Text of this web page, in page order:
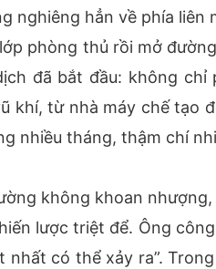
nghiêng hẳn về phía liên
phòng thủ rồi mở
đã bắt đầu: không
khí, từ nhà máy chế tạo
nhiều tháng, thậm chí
không khoan
lược triệt để. Ông
nhất có thể xảy ra”.